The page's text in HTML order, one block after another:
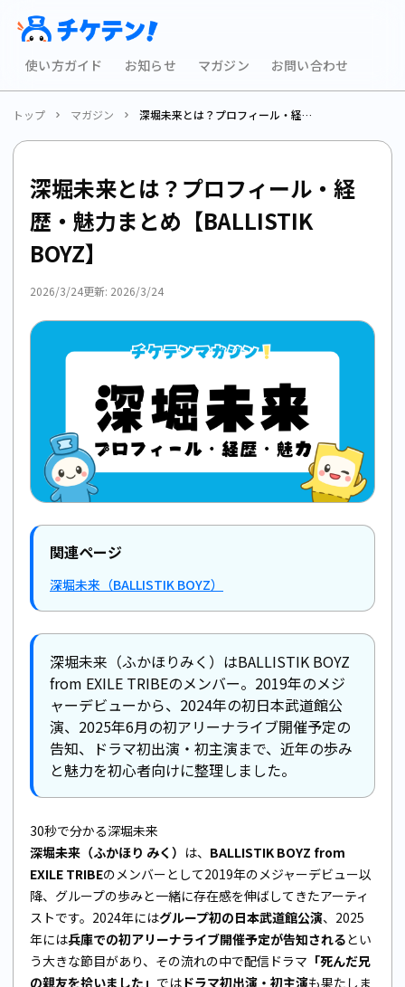
使い方ガイド お知らせ マガジン お問い合わせ
トップ マガジン 深堀未来とは？プロフィール・経歴・魅力まとめ【BALLISTIK BOYZ】
深堀未来とは？プロフィール・経
歴・魅力まとめ【BALLISTIK
BOYZ】
2026/3/24更新: 2026/3/24
関連ページ
深堀未来（BALLISTIK BOYZ）
深堀未来（ふかほりみく）はBALLISTIK BOYZ
from EXILE TRIBEのメンバー。2019年のメジ
ャーデビューから、2024年の初日本武道館公
演、2025年6月の初アリーナライブ開催予定の
告知、ドラマ初出演・初主演まで、近年の歩み
と魅力を初心者向けに整理しました。
30秒で分かる深堀未来
深堀未来（ふかほり みく） は、 BALLISTIK BOYZ from
EXILE TRIBEのメンバーとして2019年のメジャーデビュー以
降、グループの歩みと一緒に存在感を伸ばしてきたアーティ
ストです。2024年にはグループ初の日本武道館公演、2025
年には兵庫での初アリーナライブ開催予定が告知されるとい
う大きな節目があり、その流れの中で配信ドラマ 「死んだ兄
の親友を拾いました」 ではドラマ初出演・初主演も果たしま